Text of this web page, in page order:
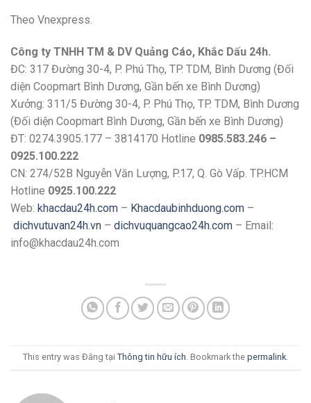
Theo Vnexpress.
Công ty TNHH TM & DV Quảng Cáo, Khắc Dấu 24h.
ĐC: 317 Đường 30-4, P. Phú Thọ, TP. TDM, Bình Dương (Đối
diện Coopmart Bình Dương, Gần bến xe Bình Dương)
Xưởng: 311/5 Đường 30-4, P. Phú Thọ, TP. TDM, Bình Dương
(Đối diện Coopmart Bình Dương, Gần bến xe Bình Dương)
ĐT: 0274.3905.177 – 3814170 Hotline 0985.583.246 –
0925.100.222
CN: 274/52B Nguyễn Văn Lượng, P.17, Q. Gò Vấp. TP.HCM
Hotline 0925.100.222
Web: khacdau24h.com – Khacdaubinhduong.com –
dichvutuvan24h.vn – dichvuquangcao24h.com – Email:
info@khacdau24h.com
This entry was Đăng tại Thông tin hữu ích. Bookmark the permalink.